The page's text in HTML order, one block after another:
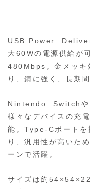
USB Power
大60Wの電源供給が
480Mbps。金メッキ
り、錆に強く、長期
Nintendo Switchや
様々なデバイスの充
能。Type-Cポートを
り、汎用性が高いた
ーンで活躍。
サイズは約